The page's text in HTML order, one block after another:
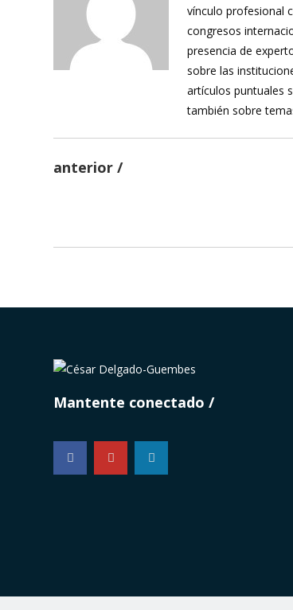
vínculo profesional
congresos
presencia de
sobre las
artículos puntuales
también sobre
anterior
Mantente conectado
...